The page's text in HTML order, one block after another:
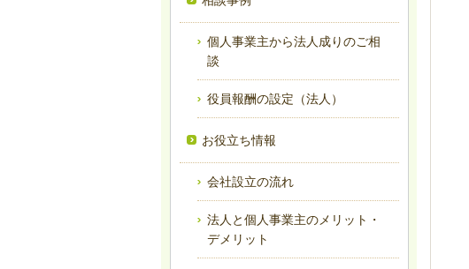
個人事業主から法人成りのご相
談
役員報酬の設定（法人）
お役立ち情報
会社設立の流れ
法人と個人事業主のメリット・
デメリット